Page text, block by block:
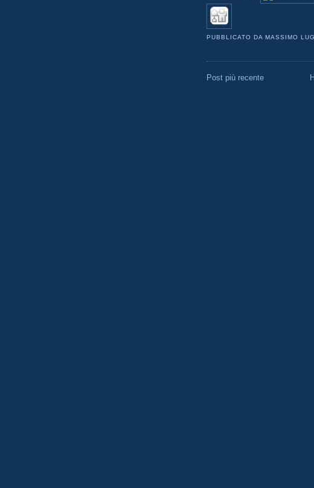
PUBBLICATO DA MASSIMO
Post più recente